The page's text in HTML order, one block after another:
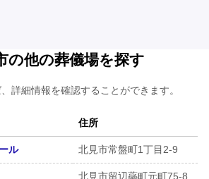
の他の葬儀場を探す
詳細情報を確認することができます。
住所
ル 北見市常盤町1丁目2-9
北見市留辺蘂町元町75-8